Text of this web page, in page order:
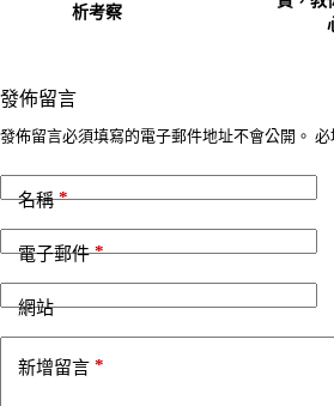
析考察
發佈留言
發佈留言必須填寫的電子郵件地址不會公開。 必
名稱*
電子郵件*
網站
新增留言 *
A
t
e
t
i